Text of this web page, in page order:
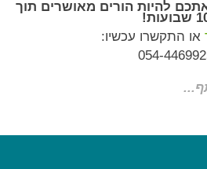
להיות הורים מאושרים תוך
התקשרו עכשיו:
054-